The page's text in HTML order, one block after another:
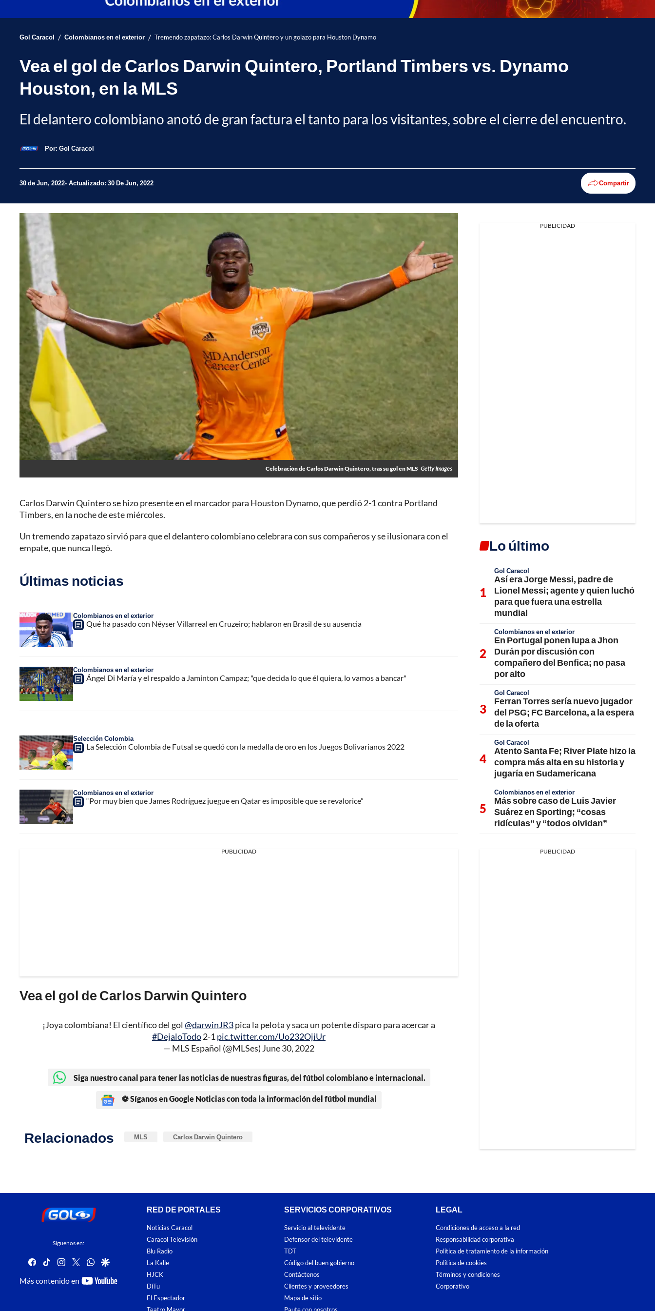
Gol Caracol / Colombianos en el exterior / Tremendo zapatazo: Carlos Darwin Quintero y un golazo para Houston Dynamo
Vea el gol de Carlos Darwin Quintero, Portland Timbers vs. Dynamo
Houston, en la MLS
El delantero colombiano anotó de gran factura el tanto para los visitantes, sobre el cierre del encuentro.
Por: Gol Caracol
30 de Jun, 2022 Actualizado: 30 De Jun, 2022 Compartir
Celebración de Carlos Darwin Quintero, tras su gol en MLS Getty Images
Carlos Darwin Quintero se hizo presente en el marcador para Houston Dynamo, que perdió 2-1 contra Portland
Timbers, en la noche de este miércoles.
Un tremendo zapatazo sirvió para que el delantero colombiano celebrara con sus compañeros y se ilusionara con el
empate, que nunca llegó.
Últimas noticias
Colombianos en el exterior
Qué ha pasado con Néyser Villarreal en Cruzeiro; hablaron en Brasil de su ausencia
Colombianos en el exterior
Ángel Di María y el respaldo a Jaminton Campaz; "que decida lo que él quiera, lo vamos a bancar"
Selección Colombia
La Selección Colombia de Futsal se quedó con la medalla de oro en los Juegos Bolivarianos 2022
Colombianos en el exterior
“Por muy bien que James Rodríguez juegue en Qatar es imposible que se revalorice”
PUBLICIDAD
Vea el gol de Carlos Darwin Quintero
¡Joya colombiana! El científico del gol @darwinJR3pica la pelota y saca un potente disparo para acercar a
#DejaloTodo2-1 pic.twitter.com/Uo232OjiUr
— MLS Español (@MLSes) June 30, 2022
Siga nuestro canal para tener las noticias de nuestras figuras, del fútbol colombiano e internacional.
⚽ Síganos en Google Noticias con toda la información del fútbol mundial
Relacionados MLS Carlos Darwin Quintero
PUBLICIDAD
Lo último
Gol Caracol
Así era Jorge Messi, padre de
Lionel Messi; agente y quien luchó
para que fuera una estrella
mundial
Colombianos en el exterior
En Portugal ponen lupa a Jhon
Durán por discusión con
compañero del Benfica; no pasa
por alto
Gol Caracol
Ferran Torres sería nuevo jugador
del PSG; FC Barcelona, a la espera
de la oferta
Gol Caracol
Atento Santa Fe; River Plate hizo la
compra más alta en su historia y
jugaría en Sudamericana
Colombianos en el exterior
Más sobre caso de Luis Javier
Suárez en Sporting; “cosas
ridículas” y “todos olvidan”
PUBLICIDAD
Síguenos en:
facebook
tiktokinstagram
twitterwhatsapp
google
Más contenido en
youtube-
RED DE PORTALES
Noticias Caracol
Caracol Televisión
Blu Radio
La Kalle
HJCK
DiTu
El Espectador
SERVICIOS CORPORATIVOS
Servicio al televidente
Defensor del televidente
TDT
Código del buen gobierno
Contáctenos
Clientes y proveedores
Mapa de sitio
LEGAL
Condiciones de acceso a la red
Responsabilidad corporativa
Política de tratamiento de la información
Política de cookies
Términos y condiciones
Corporativo